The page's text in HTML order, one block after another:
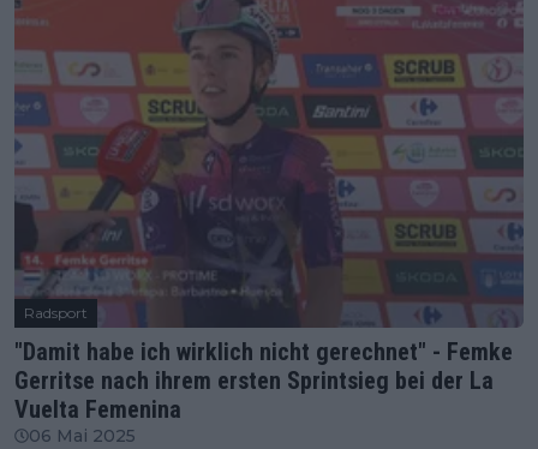
Radsport
"Damit habe ich wirklich nicht gerechnet" - Femke
Gerritse nach ihrem ersten Sprintsieg bei der La
Vuelta Femenina
06 Mai 2025